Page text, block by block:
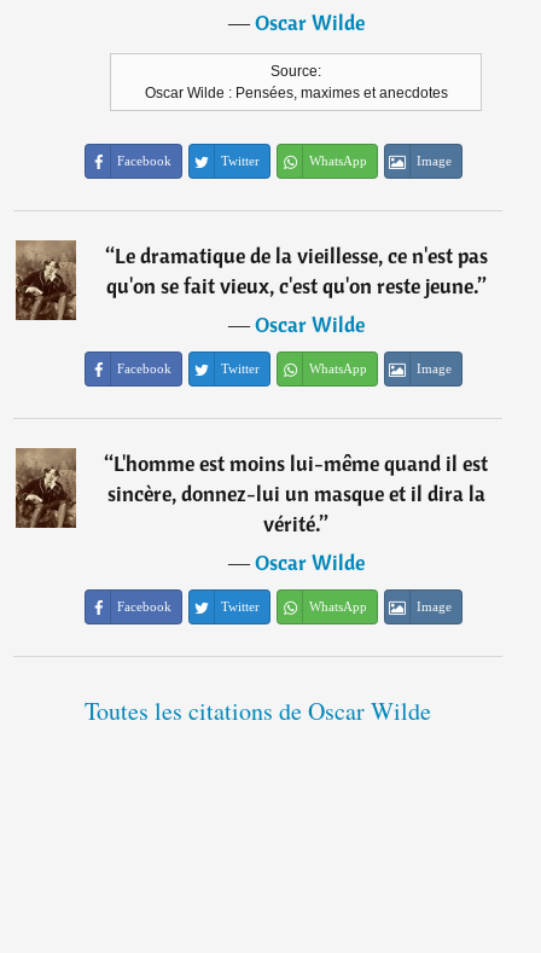
―Oscar Wilde
Source:
Oscar Wilde : Pensées, maximes et anecdotes
Facebook Twitter WhatsApp Image
“Le dramatique de la vieillesse, ce n'est pas
qu'on se fait vieux, c'est qu'on reste jeune.”
―Oscar Wilde
Facebook Twitter WhatsApp Image
“L'homme est moins lui-même quand il est
sincère, donnez-lui un masque et il dira la
vérité.”
―Oscar Wilde
Facebook Twitter WhatsApp Image
Toutes les citations de Oscar Wilde